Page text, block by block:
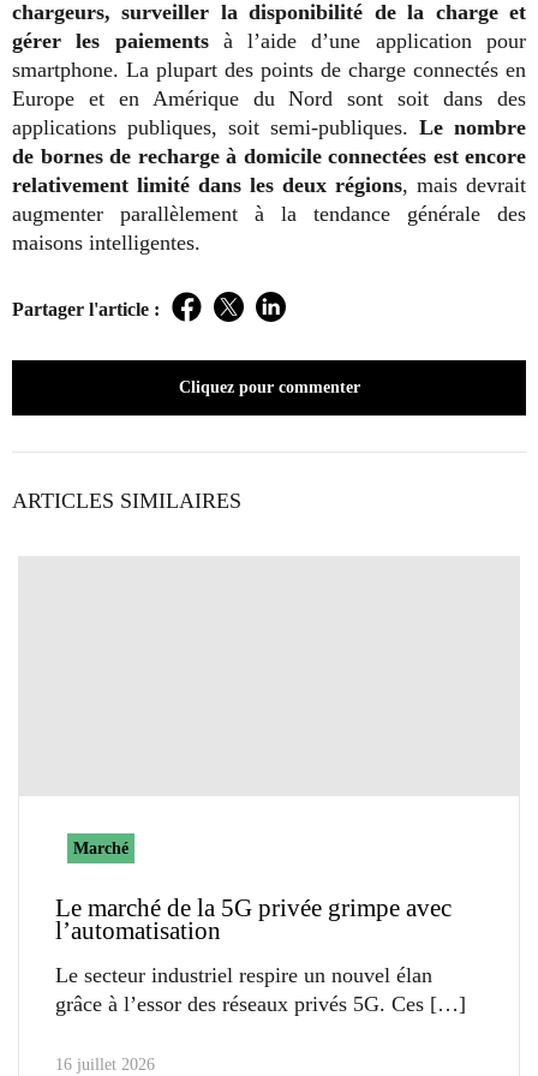
chargeurs, surveiller la disponibilité de la charge et
gérer les paiementsà l’aide d’une application pour
smartphone. La plupart des points de charge connectés en
Europe et en Amérique du Nord sont soit dans des
applications publiques, soit semi-publiques. Le nombre
de bornes de recharge à domicile connectées est encore
relativement limité dans les deux régions, mais devrait
augmenter parallèlement à la tendance générale des
maisons intelligentes.
Partager l'article : Facebook
TwitterLinkedIn
Cliquez pour commenter
ARTICLES SIMILAIRES
Marché
Le marché de la 5G privée grimpe avec
l’automatisation
Le secteur industriel respire un nouvel élan
grâce à l’essor des réseaux privés 5G. Ces
16 juillet 2026